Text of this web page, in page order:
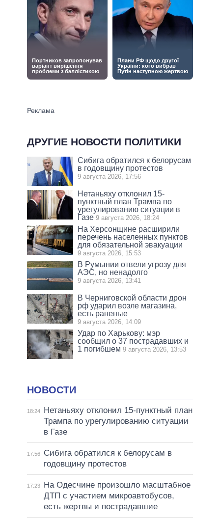
ДРУГИЕ НОВОСТИ ПОЛИТИКИ
Сибига обратился к белорусам
в годовщину протестов
9 августа 2026, 17:56
Нетаньяху отклонил 15-
пунктный план Трампа по
урегулированию ситуации в
Газе 9 августа 2026, 18:24
На Херсонщине расширили
перечень населенных пунктов
для обязательной эвакуации
9 августа 2026, 15:53
В Румынии отвели угрозу для
АЭС, но ненадолго
9 августа 2026, 13:41
В Черниговской области дрон
рф ударил возле магазина,
есть раненые
9 августа 2026, 14:09
Удар по Харькову: мэр
сообщил о 37 пострадавших и
1 погибшем 9 августа 2026, 13:53
НОВОСТИ
18:24
Нетаньяху отклонил 15-пунктный план
Трампа по урегулированию ситуации
в Газе
17:56
Сибига обратился к белорусам в
годовщину протестов
17:23
На Одесчине произошло масштабное
ДТП с участием микроавтобусов,
есть жертвы и пострадавшие